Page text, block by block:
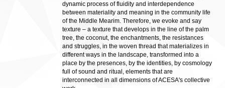
dynamic process of fluidity and interdependence
between materiality and meaning in the community life
of the Middle Mearim. Therefore, we evoke and say
texture – a texture that develops in the line of the palm
tree, the coconut, the enchantments, the resistances
and struggles, in the woven thread that materializes in
different ways in the landscape, transformed into a
place by the presences, by the identities, by cosmology
full of sound and ritual, elements that are
interconnected in all dimensions of ACESA's collective